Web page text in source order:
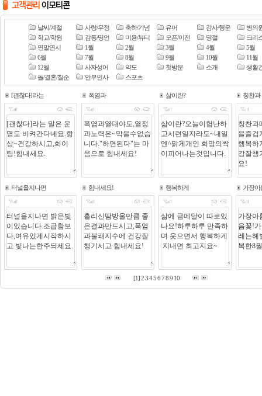
날씨/계절 사랑/우정 축하/기념 유머 감사/행운
병의
학교/학원
감동/명언 미용/뷰티 오픈/이전 명절
크리
연말연시
1월 2월 3월 4월
5월
6월
7월 8월 9월 10월
11월
12월
사자성어 약도 첫방문 소개
생활
돌/결혼/칠순
안부인사 스포츠
[괜찮다]라는 폭염과 삶이란? 칭찬과
터널을지나면 힘내세요! 행복하게 가장아
[1]23456789 10